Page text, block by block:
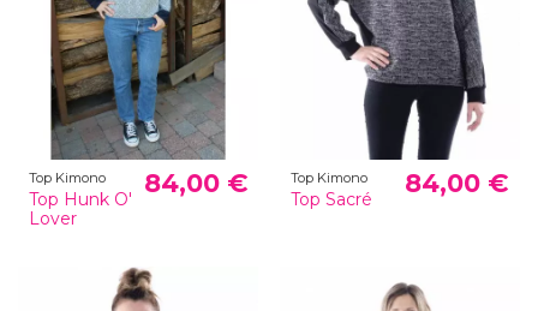
Top Kimono
Top Hunk O'
Lover
84,00 € Top Kimono
Top Sacré
84,00 €